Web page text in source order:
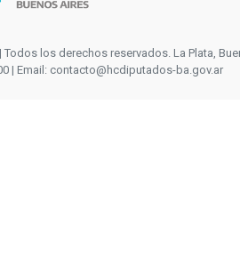
los derechos reservados. La Plata,
| Email: contacto@hcdiputados-ba.gov.ar